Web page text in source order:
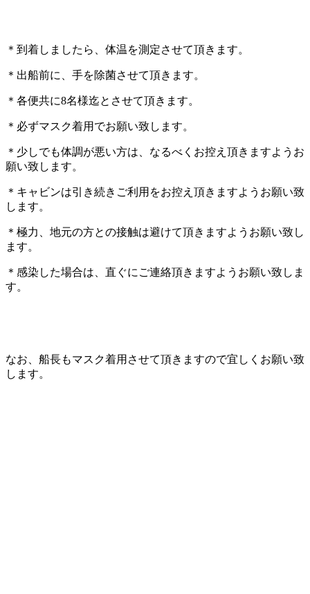
＊到着しましたら、体温を測定させて頂きます。
＊出船前に、手を除菌させて頂きます。
＊各便共に8名様迄とさせて頂きます。
＊必ずマスク着用でお願い致します。
＊少しでも体調が悪い方は、なるべくお控え頂きますようお
願い致します。
＊キャビンは引き続きご利用をお控え頂きますようお願い致
します。
＊極力、地元の方との接触は避けて頂きますようお願い致し
ます。
＊感染した場合は、直ぐにご連絡頂きますようお願い致しま
す。
なお、船長もマスク着用させて頂きますので宜しくお願い致
します。